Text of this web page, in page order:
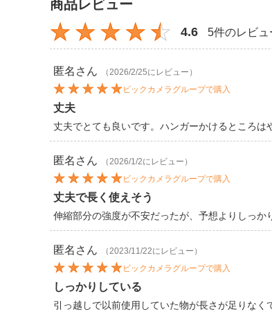
商品レビュー
4.6 5件のレビュ
匿名 さん
（2026/2/25にレビュー）
ビックカメラグループで購入
丈夫
丈夫でとても良いです。ハンガーかけるところは
匿名 さん
（2026/1/2にレビュー）
ビックカメラグループで購入
丈夫で長く使えそう
伸縮部分の強度が不安だったが、予想よりしっか
匿名 さん
（2023/11/22にレビュー）
ビックカメラグループで購入
しっかりしている
引っ越しで以前使用していた物が長さが足りな